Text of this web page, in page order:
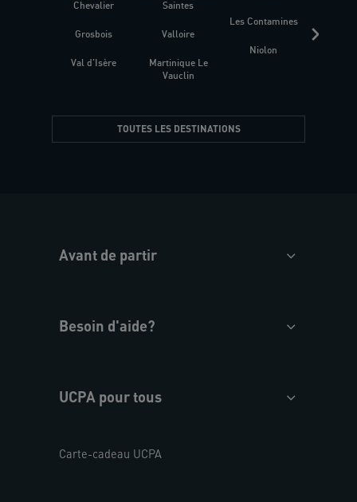
Chevalier
Grosbois
Val d'Isère
Saintes
Valloire
Martinique Le
Vauclin
Les Contamines
Niolon
TOUTES LES DESTINATIONS
Avant de partir
Besoin d'aide?
UCPA pour tous
Carte-cadeau UCPA